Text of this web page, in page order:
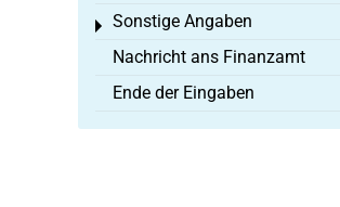
Sonstige Angaben
Toggle menu
Nachricht ans Finanzamt
Ende der Eingaben